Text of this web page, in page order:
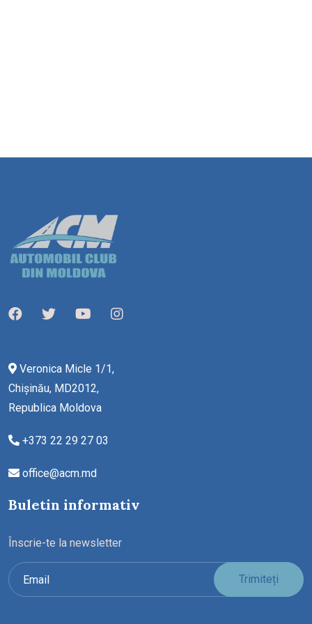
Veronica Micle 1/1,
Chișinău, MD2012,
Republica Moldova
+373 22 29 27 03
office@acm.md
Buletin informativ
Înscrie-te la newsletter
Trimiteți